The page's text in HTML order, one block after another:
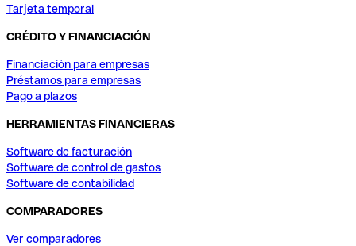
Tarjeta temporal
CRÉDITO Y FINANCIACIÓN
Financiación para empresas
Préstamos para empresas
Pago a plazos
HERRAMIENTAS FINANCIERAS
Software de facturación
Software de control de gastos
Software de contabilidad
COMPARADORES
Ver comparadores